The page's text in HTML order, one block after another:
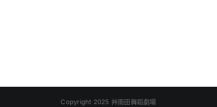
Copyright 2025 艸雨田舞蹈劇場